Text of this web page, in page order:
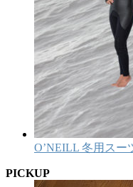
O’NEILL 冬用スー
PICKUP